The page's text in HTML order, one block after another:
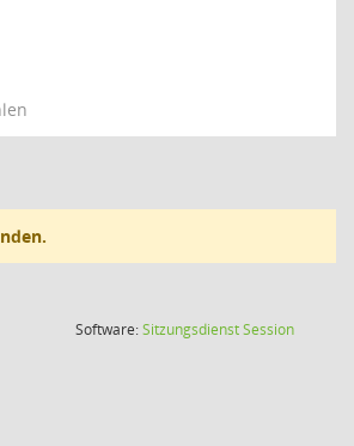
Software:SitzungsdienstSession(Wird in